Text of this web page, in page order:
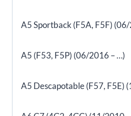
A5 Sportback (F5A, F5F)
A5 (F53, F5P) (06/2016 – …)
A5 Descapotable (F57, F5E)